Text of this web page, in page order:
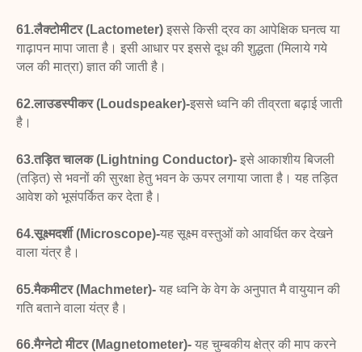
61.लैक्टोमीटर (Lactometer) इससे किसी द्रव का आपेक्षिक घनत्व या
गाढ़ापन मापा जाता है। इसी आधार पर इससे दूधकी शुद्धता (मिलाये गये
जल की मात्रा) ज्ञात की जाती है।
62.लाउडस्पीकर (Loudspeaker)-इससे ध्वनि की तीव्रता बढ़ाई जाती
है।
63.तड़ित चालक (Lightning Conductor)- इसे आकाशीय बिजली
(तड़ित) से भवनों की सुरक्षा हेतु भवन के ऊपर लगाया जाता है। यह तड़ित
आवेश को भूसंपर्कित कर देता है।
64.सूक्ष्मदर्शी (Microscope)-यह सूक्ष्म वस्तुओं को आवर्धितकर देखने
वाला यंत्र है।
65.मैकमीटर (Machmeter)- यह ध्वनि के वेग के अनुपातमैवायुयान की
गति बताने वाला यंत्र है।
66.मैग्नेटो मीटर (Magnetometer)- यह चुम्बकीय क्षेत्र की माप करने